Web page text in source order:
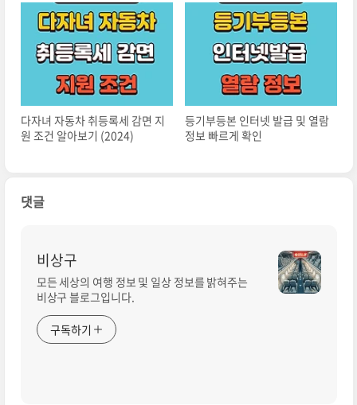
다자녀 자동차 취등록세 감면 지
원 조건 알아보기 (2024)
등기부등본 인터넷 발급 및 열람
정보 빠르게 확인
댓글
비상구
모든 세상의 여행 정보 및 일상 정보를 밝혀주는
비상구 블로그입니다.
구독하기